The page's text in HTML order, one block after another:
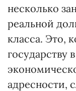
несколько
реальной
класса. Это,
государству
адресности,